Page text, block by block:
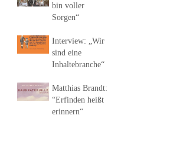
bin voller
Sorgen“
Interview: „Wir
sind eine
Inhaltebranche“
Matthias Brandt:
“Erfinden heißt
erinnern“